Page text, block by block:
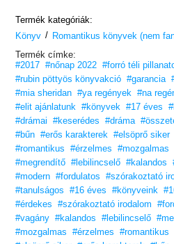
Szabadulj az emlékektől!
Termék kategóriák:
Könyv / Romantikus könyvek (nem
Termék címke:
#2017 #nőnap 2022 #forró téli
#rubin pöttyös könyvakció #garancia
#mia sheridan #ya regények #na
#elit ajánlatunk
#könyvek #17 éves
#drámai
#keserédes #dráma
#bűn #erős karakterek #elsöprő siker
#romantikus
#érzelmes #mozgalmas
#megrendítő #lebilincselő #kalandos
#modern #fordulatos #szórakoztató
#tanulságos
#16 éves #könyveink
#érdekes
#szórakoztató irodalom
#vagány #kalandos #lebilincselő
#mozgalmas
#érzelmes #romantikus